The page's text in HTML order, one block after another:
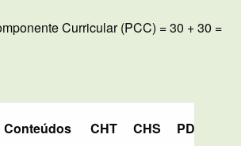
Curricular (PCC) = 30 + 30 =
Conteúdos CHT CHS PD